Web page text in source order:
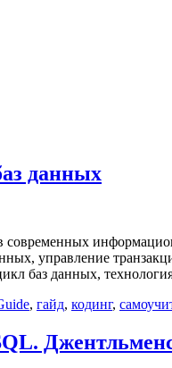
данных
управление
баз данных,
, гайд, кодинг,